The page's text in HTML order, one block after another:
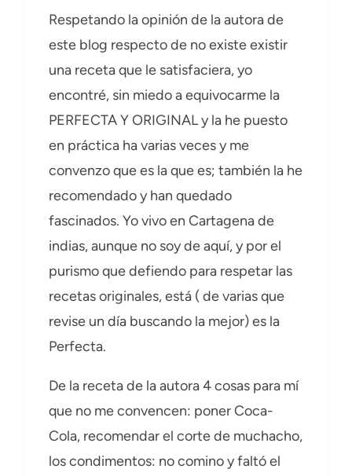
Respetando la opinión de la autora de
este blog respecto de no existe existir
una receta que le satisfaciera, yo
encontré, sin miedo a equivocarme la
PERFECTA Y ORIGINAL y la he puesto
en práctica ha varias veces y me
convenzo que es la que es; también la he
recomendado y han quedado
fascinados. Yo vivo en Cartagena de
indias, aunque no soy de aquí, y por el
purismo que defiendo para respetar las
recetas originales, está ( de varias que
revise un día buscando la mejor) es la
Perfecta.
De la receta de la autora 4 cosas para mí
que no me convencen: poner Coca-
Cola, recomendar el corte de muchacho,
los condimentos: no comino y faltó el